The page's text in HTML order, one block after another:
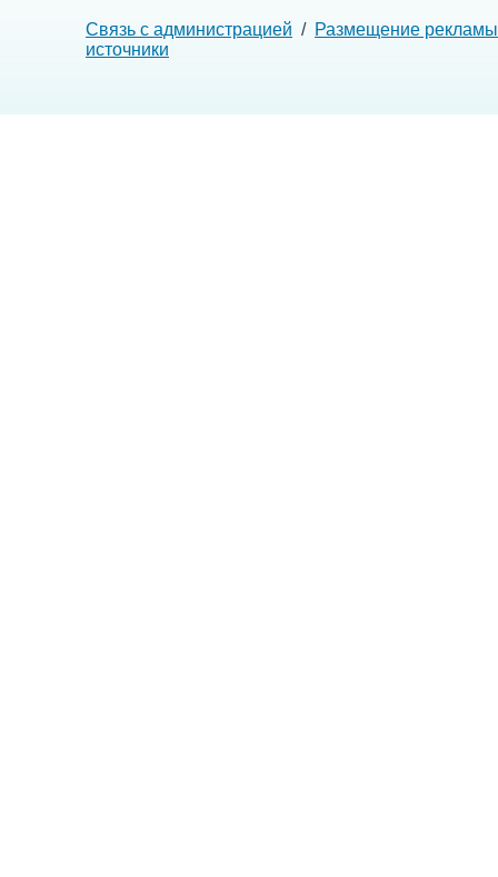
Связь с администрацией / Размещение рекламы
источники